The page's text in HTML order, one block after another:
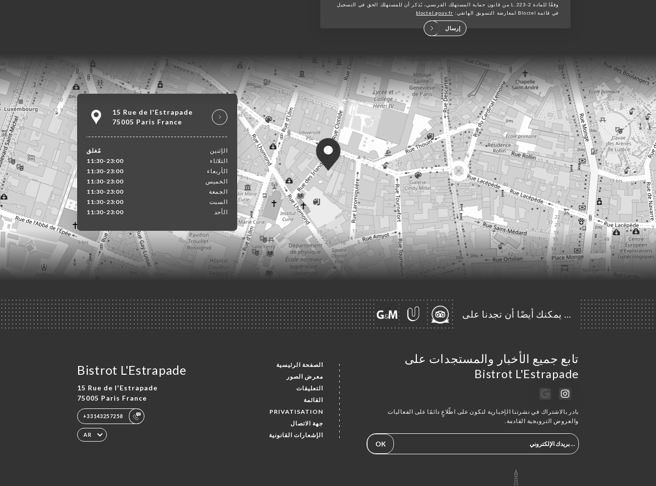
وفقًا للمادة L.223-2 من قانون حماية المستهلك الفرنسي، يُذكر أن للمستهلك الحق في التسجيل
في قائمة Bloctel لمعارضة التسويق الهاتفي:
bloctel.gouv.fr
إرسال
15 Rue de l'Estrapade
75005 Paris France
الإثنين
مُغلق
الثلاثاء
11:30-23:00
الأربعاء
11:30-23:00
الخميس
11:30-23:00
الجمعة
11:30-23:00
السبت
11:30-23:00
الأحد
11:30-23:00
… يمكنك أيضًا أن تجدنا على
Bistrot L'Estrapade
15 Rue de l'Estrapade
75005 Paris France
+33143257258
AR
الصفحة الرئيسية
معرض الصور
التعليقات
القائمة
PRIVATISATION
جهة الاتصال
الإشعارات القانونية
تابع جميع الأخبار والمستجدات على
Bistrot L'Estrapade
بادر بالاشتراك في نشرتنا الإخبارية لتكون على اطّلاعٍ دائمًا على الفعاليات
والعروض الترويجية القادمة.
OK